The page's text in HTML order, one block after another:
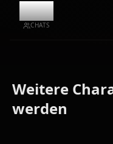
1k
CHATS
Weitere
werden
Hoshimi